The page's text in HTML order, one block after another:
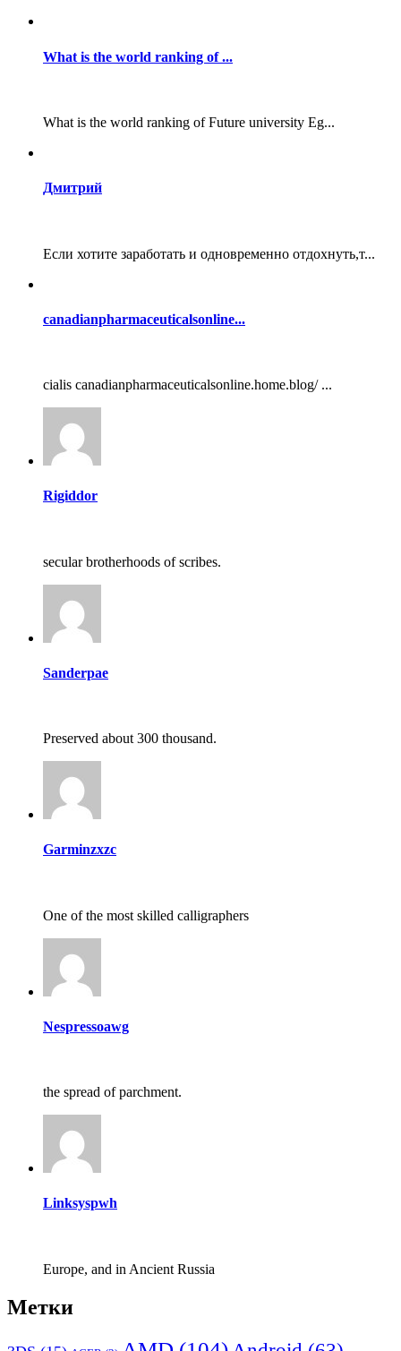
What is the world ranking of ...
What is the world ranking of Future university Eg...
Дмитрий
Если хотите заработать и одновременно отдохнуть,т...
canadianpharmaceuticalsonline...
cialis canadianpharmaceuticalsonline.home.blog/ ...
Rigiddor
secular brotherhoods of scribes.
Sanderpae
Preserved about 300 thousand.
Garminzxzc
One of the most skilled calligraphers
Nespressoawg
the spread of parchment.
Linksyspwh
Europe, and in Ancient Russia
Метки